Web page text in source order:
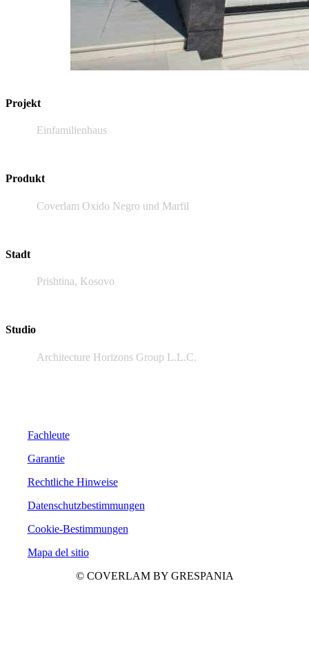
Projekt
Einfamilienhaus
Produkt
Coverlam Oxido Negro und Marfil
Stadt
Prishtina, Kosovo
Studio
Architecture Horizons Group L.L.C.
Fachleute
Garantie
Rechtliche Hinweise
Datenschutzbestimmungen
Cookie-Bestimmungen
Mapa del sitio
© COVERLAM BY GRESPANIA